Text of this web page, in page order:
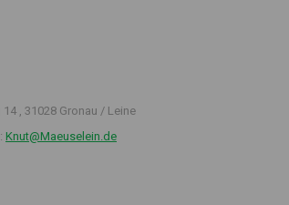
, 31028 Gronau / Leine
Knut@Maeuselein.de